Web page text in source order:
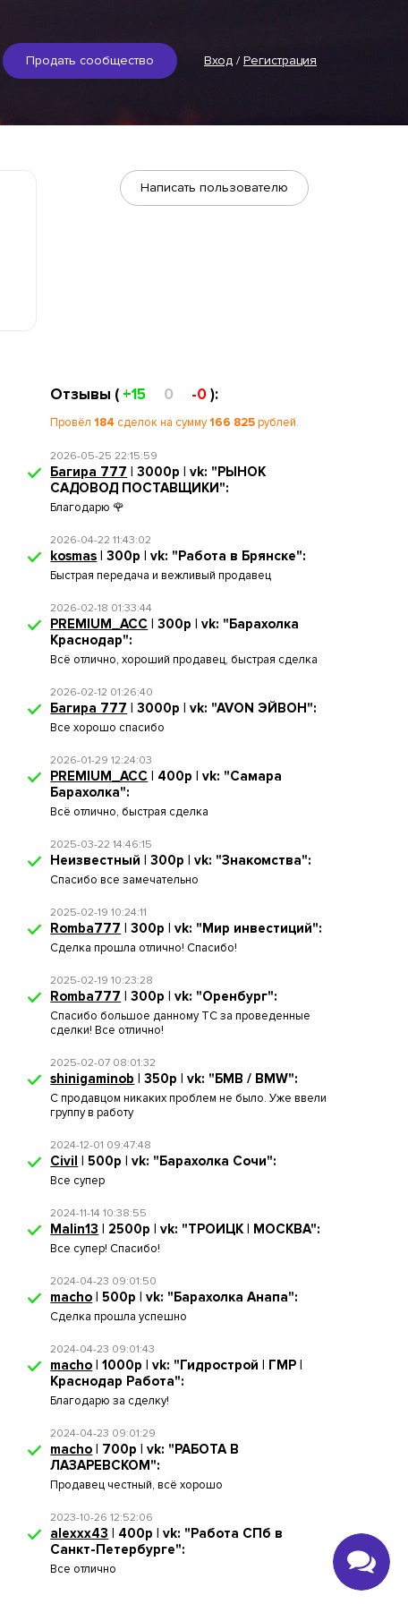
Продать сообщество Вход / Регистрация
Написать пользователю
Отзывы ( +15 0 -0):
Провёл184 сделок на сумму166 825рублей.
2026-05-25 22:15:59
Багира 777 | 3000р | vk: "РЫНОК
САДОВОД ПОСТАВЩИКИ":
Благодарю 🌹
2026-04-22 11:43:02
kosmas | 300р | vk: "Работа в Брянске":
Быстрая передача и вежливый продавец
2026-02-18 01:33:44
PREMIUM_ACC | 300р | vk: "Барахолка
Краснодар":
Всё отлично, хороший продавец, быстрая сделка
2026-02-12 01:26:40
Багира 777 | 3000р | vk: "AVON ЭЙВОН":
Все хорошо спасибо
2026-01-29 12:24:03
PREMIUM_ACC | 400р | vk: "Самара
Барахолка":
Всё отлично, быстрая сделка
2025-03-22 14:46:15
Неизвестный | 300р | vk: "Знакомства":
Спасибо все замечательно
2025-02-19 10:24:11
Romba777 | 300р | vk: "Мир инвестиций":
Сделка прошла отлично! Спасибо!
2025-02-19 10:23:28
Romba777 | 300р | vk: "Оренбург":
Спасибо большое данному ТС за проведенные
сделки! Все отлично!
2025-02-07 08:01:32
shinigaminob | 350р | vk: "БМВ / BMW":
С продавцом никаких проблем не было. Уже ввели
группу в работу
2024-12-01 09:47:48
Civil | 500р | vk: "Барахолка Сочи":
Все супер
2024-11-14 10:38:55
Malin13 | 2500р | vk: "ТРОИЦК | МОСКВА":
Все супер! Спасибо!
2024-04-23 09:01:50
macho | 500р | vk: "Барахолка Анапа":
Сделка прошла успешно
2024-04-23 09:01:43
macho | 1000р | vk: "Гидрострой | ГМР |
Краснодар Работа":
Благодарю за сделку!
2024-04-23 09:01:29
macho | 700р | vk: "РАБОТА В
ЛАЗАРЕВСКОМ":
Продавец честный, всё хорошо
2023-10-26 12:52:06
alexxx43 | 400р | vk: "Работа СПб в
Санкт-Петербурге":
Все отлично